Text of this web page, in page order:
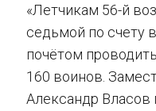
«Летчикам 56-й
седьмой по счету
почётом
160 воинов.
Александр Власов